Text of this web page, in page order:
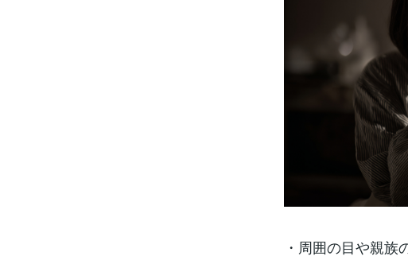
・周囲の目や親